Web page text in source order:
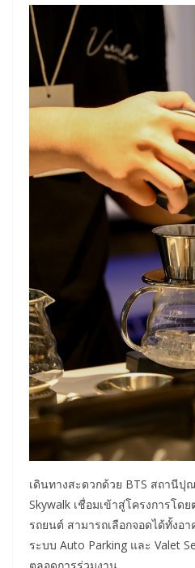
เดินทางสะดวกด้วย BTS สถานีปุ
Skywalk เชื่อมเข้าสู่โครงการโด
รถยนต์ สามารถเลือกจอดได้ทั้งอ
ระบบ Auto Parking และ Valet